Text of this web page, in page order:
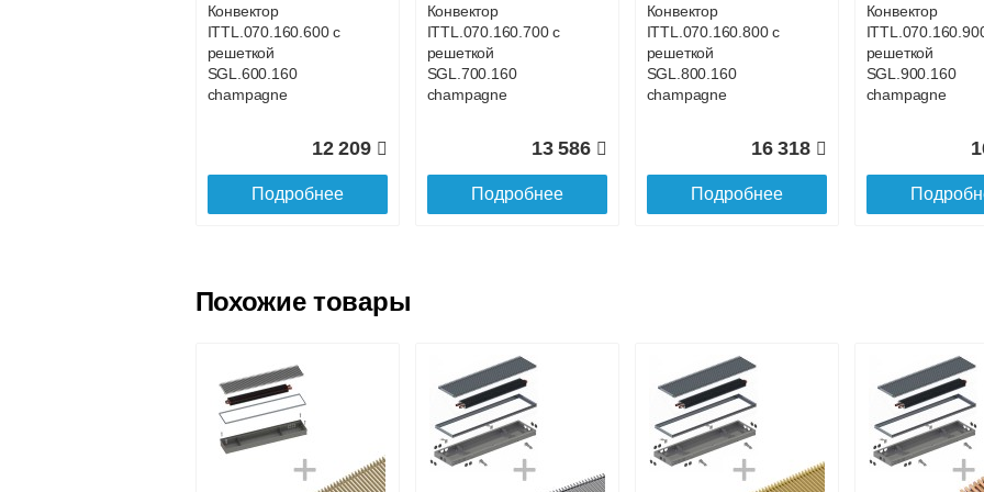
Доставка в регионы России.
Конвектор
ITTL.070.160.600 с
решеткой
SGL.600.160
champagne
12 209
Подробнее
Конвектор
ITTL.070.160.700 с
решеткой
SGL.700.160
champagne
13 586
Подробнее
Конвектор
ITTL.070.160.800 с
решеткой
SGL.800.160
champagne
16 318
Подробнее
Конвектор
решеткой
SGL.900.160
champagne
Конвектор
ITTL.070.160.1100
Конвектор
ITTL.070.160.1200
Конвектор
ITTL.070.160.1300
Конвектор
Похожие товары